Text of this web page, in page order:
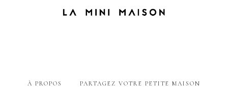
À PROPOS PARTAGEZ VOTRE PETITE MAISON